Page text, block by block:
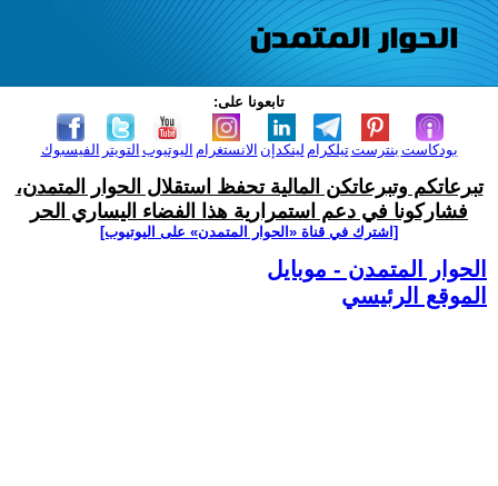
تابعونا على:
الفيسبوك التويتر اليوتيوب الانستغرام لينكدإن تيلكرامبنترست بودكاست
تبرعاتكم وتبرعاتكن المالية تحفظ استقلال الحوار المتمدن،
فشاركونا في دعم استمرارية هذا الفضاء اليساري الحر
[اشترك في قناة ‫«الحوار المتمدن» على اليوتيوب]
الحوار المتمدن - موبايل
الموقع الرئيسي